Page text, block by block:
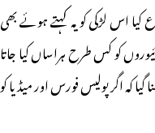
کیا اس لڑکی کو یہ کہتے ہوئے بھی
کو کس طرح ہراساں کیا جاتا
کہ اگر پولیس فورس اور میڈیا کو